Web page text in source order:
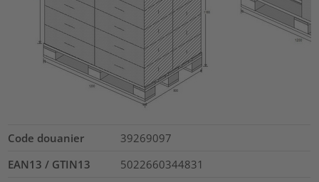
Code douanier
39269097
EAN13 / GTIN13
5022660344831